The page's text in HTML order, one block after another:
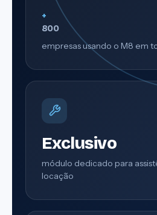
+
800
empresas usando o M8 em
Exclusivo
módulo dedicado para
locação